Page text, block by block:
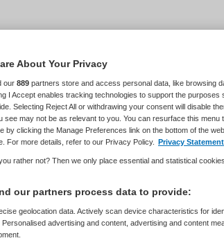
Zelfstandige kliniek
DIENSTVERBAND
Fulltime
About Your Privacy
our 889 partners store and access personal data, like browsing
I Accept enables tracking technologies to support the
Selecting Reject All or withdrawing your consent will disable
see may not be as relevant to you. You can resurface this
by clicking the Manage Preferences link on the bottom of the
For more details, refer to our Privacy Policy.
Privacy Statement
rather not? Then we only place essential and statistical
our partners process data to provide:
geolocation data. Actively scan device characteristics for
Personalised advertising and content, advertising and content